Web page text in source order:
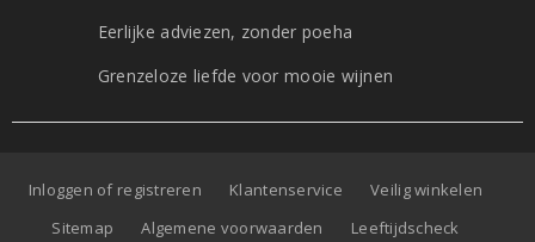
Eerlijke adviezen, zonder poeha
Grenzeloze liefde voor mooie wijnen
Inloggen of registreren Klantenservice
Veilig winkelen
Sitemap
Algemene voorwaarden
Leeftijdscheck